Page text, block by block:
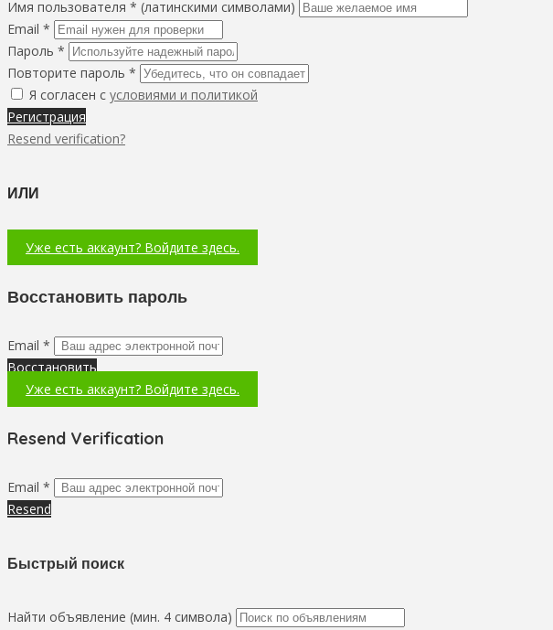
Имя пользователя * (латинскими символами)
Email *
Пароль *
Повторите пароль *
Я согласен с условиями и политикой
Регистрация
Resend verification?
ИЛИ
Уже есть аккаунт? Войдите здесь.
Восстановить пароль
Email *
Восстановить
Уже есть аккаунт? Войдите здесь.
Resend Verification
Email *
Resend
Быстрый поиск
Найти объявление (мин. 4 символа)